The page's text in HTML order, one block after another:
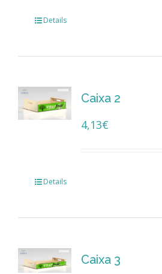
Details
Caixa 2
4,13€
Details
Caixa 3